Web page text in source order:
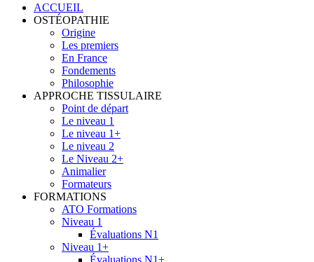
ACCUEIL
OSTÉOPATHIE
Origine
Les premiers
En France
Fondements
Philosophie
APPROCHE TISSULAIRE
Point de départ
Le niveau 1
Le niveau 1+
Le niveau 2
Le Niveau 2+
Animalier
Formateurs
FORMATIONS
ATO Formations
Niveau 1
Évaluations N1
Niveau 1+
Évaluations N1+